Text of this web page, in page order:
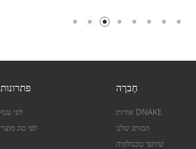
פתרונות
לפי ענף
לפי סוג מוצר
חֶברָה
אודות DNAKE
המותג שלנו
שותפי טכנולוגיה